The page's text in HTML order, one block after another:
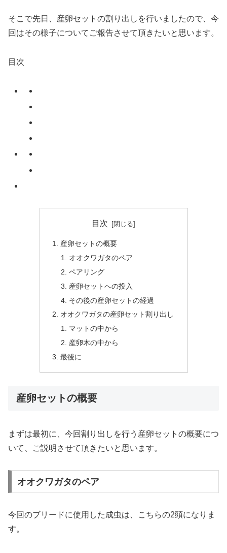
そこで先日、産卵セットの割り出しを行いましたので、今
回はその様子についてご報告させて頂きたいと思います。
目次
目次
産卵セットの概要
オオクワガタのペア
ペアリング
産卵セットへの投入
その後の産卵セットの経過
オオクワガタの産卵セット割り出し
マットの中から
産卵木の中から
最後に
産卵セットの概要
まずは最初に、今回割り出しを行う産卵セットの概要につ
いて、ご説明させて頂きたいと思います。
オオクワガタのペア
今回のブリードに使用した成虫は、こちらの2頭になりま
す。